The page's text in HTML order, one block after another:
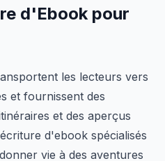
d'Ebook pour
les lecteurs vers
et fournissent des
et des aperçus
d'ebook spécialisés
vie à des aventures